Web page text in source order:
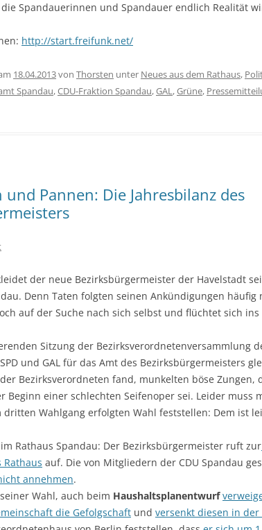
Spandauerinnen und Spandauer endlich Realität
http://start.freifunk.net/
18.04.2013von Thorsten unter Neues aus dem Rathaus,
Spandau,CDU-Fraktion Spandau,GAL,Grüne,
und Pannen: Die Jahresbilanz des
der neue Bezirksbürgermeister der Havelstadt
Denn Taten folgten seinen Ankündigungen häufig
auf der Suche nach sich selbst und flüchtet sich ins
Sitzung der Bezirksverordnetenversammlung
und GAL für das Amt des Bezirksbürgermeisters
Bezirksverordneten fand, munkelten böse Zungen,
Beginn einer schlechten Seifenoper sei. Leider muss
dritten Wahlgang erfolgten Wahl feststellen: Dem ist
im Rathaus Spandau: Der Bezirksbürgermeister ruft zur
Rathaus auf. Die von Mitgliedern der CDU Spandau
annehmen.
Wahl, auch beim Haushaltsplanentwurf
die Gefolgschaft und versenkt diesen in der